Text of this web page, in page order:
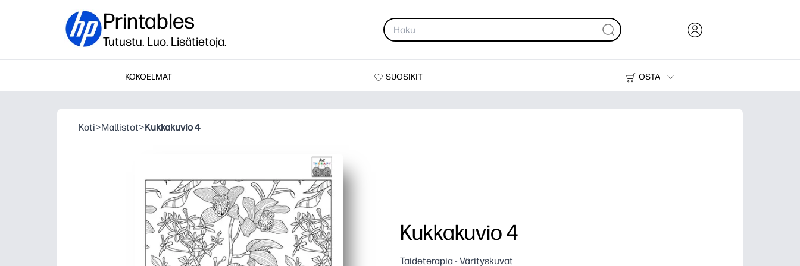
Printables
Tutustu. Luo. Lisätietoja.
KOKOELMAT SUOSIKIT
OSTA
Tulostimet
Koti>Mallistot>Kukkakuvio 4
Kukkakuvio 4
Taideterapia - Värityskuvat